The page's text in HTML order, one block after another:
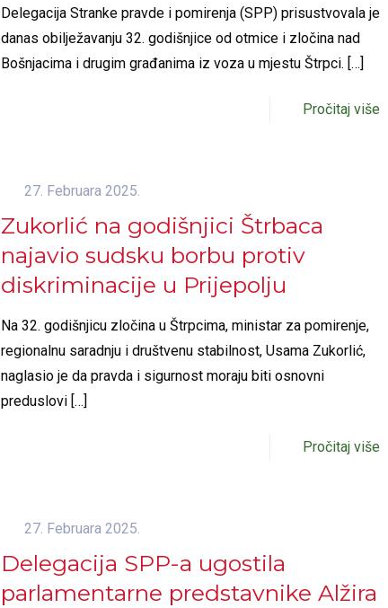
Delegacija Stranke pravde i pomirenja (SPP) prisustvovala je
danas obilježavanju 32. godišnjice od otmice i zločina nad
Bošnjacima i drugim građanima iz voza u mjestu Štrpci. […]
Pročitaj više
27. Februara 2025.
Zukorlić na godišnjici Štrbaca
najavio sudsku borbu protiv
diskriminacije u Prijepolju
Na 32. godišnjicu zločina u Štrpcima, ministar za pomirenje,
regionalnu saradnju i društvenu stabilnost, Usama Zukorlić,
naglasio je da pravda i sigurnost moraju biti osnovni
preduslovi[…]
Pročitaj više
27. Februara 2025.
Delegacija SPP-a ugostila
parlamentarne predstavnike Alžira